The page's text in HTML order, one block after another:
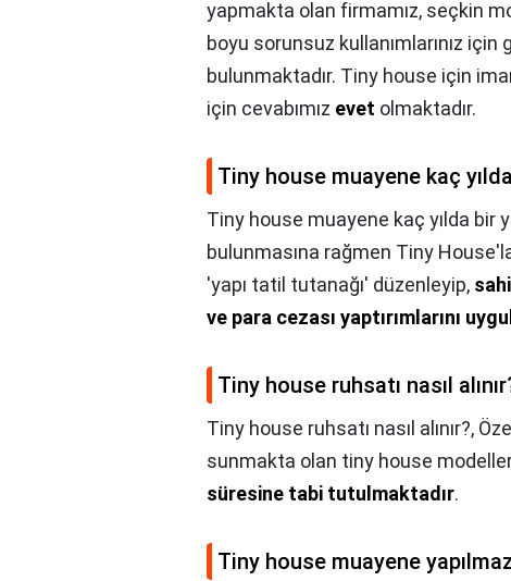
yapmakta olan firmamız, seçkin
boyu sorunsuz kullanımlarınız
bulunmaktadır. Tiny house için
için cevabımız evet olmaktadır.
Tiny house muayene kaç
Tiny house muayene kaç yılda bir
bulunmasına rağmen Tiny
'yapı tatil tutanağı' düzenleyip,
ve para cezası yaptırımlarını
Tiny house ruhsatı nasıl
Tiny house ruhsatı nasıl alınır?,
sunmakta olan tiny house
süresine tabi tutulmaktadır.
Tiny house muayene